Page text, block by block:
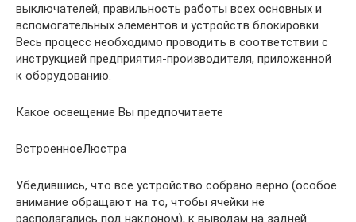
выключателей, правильность работы всех основных и
вспомогательных элементов и устройств блокировки.
Весь процесс необходимо проводить в соответствии с
инструкцией предприятия-производителя, приложенной
к оборудованию.
Какое освещение Вы предпочитаете
ВстроенноеЛюстра
Убедившись, что все устройство собрано верно (особое
внимание обращают на то, чтобы ячейки не
располагались под наклоном), к выводам на задней